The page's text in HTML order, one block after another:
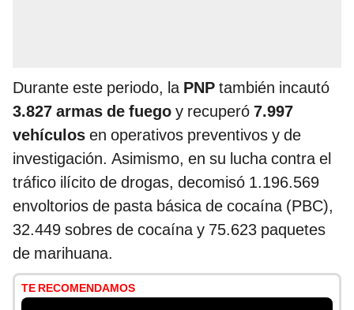
Durante este periodo, la PNP también incautó
3.827 armas de fuego y recuperó 7.997
vehículos en operativos preventivos y de
investigación. Asimismo, en su lucha contra el
tráfico ilícito de drogas, decomisó 1.196.569
envoltorios de pasta básica de cocaína (PBC),
32.449 sobres de cocaína y 75.623 paquetes
de marihuana.
TE RECOMENDAMOS